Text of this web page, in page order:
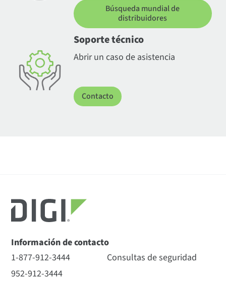
Búsqueda mundial de
distribuidores
Soporte técnico
Abrir un caso de asistencia
Contacto
Información de contacto
1-877-912-3444
952-912-3444
Consultas de seguridad